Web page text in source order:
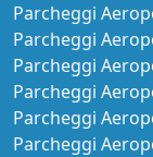
Parcheggi
Parcheggi
Parcheggi
Parcheggi
Parcheggi
Parcheggi